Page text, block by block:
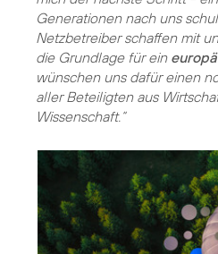
Generationen nach uns
Netzbetreiber schaffen mit
die Grundlage für ein
wünschen uns dafür einen
aller Beteiligten aus
Wissenschaft.“